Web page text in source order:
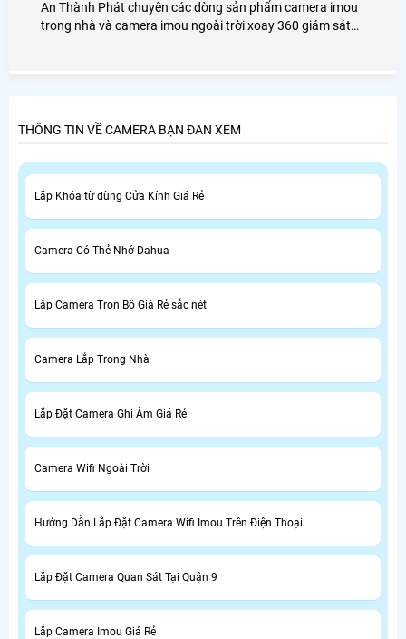
An Thành Phát chuyên các dòng sản phẩm camera imou
trong nhà và camera imou ngoài trời xoay 360 giám sát
THÔNG TIN VỀ CAMERA BẠN ĐAN XEM
Lắp Khóa từ dùng Cửa Kính Giá Rẻ
Camera Có Thẻ Nhớ Dahua
Lắp Camera Trọn Bộ Giá Rẻ sắc nét
Camera Lắp Trong Nhà
Lắp Đặt Camera Ghi Âm Giá Rẻ
Camera Wifi Ngoài Trời
Hướng Dẫn Lắp Đặt Camera Wifi Imou Trên Điện Thoại
Lắp Đặt Camera Quan Sát Tại Quận 9
Lắp Camera Imou Giá Rẻ